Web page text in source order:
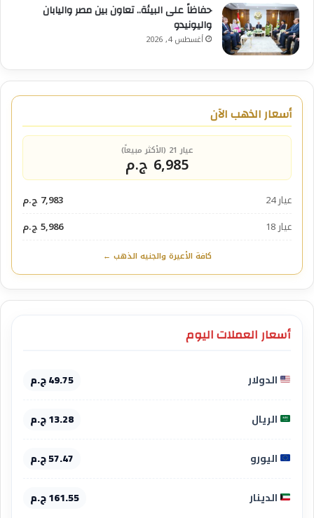
حفاظاً على البيئة.. تعاون بين مصر واليابان
واليونيدو
أغسطس 4, 2026
أسعار الذهب الآن
عيار 21 (الأكثر مبيعاً)
6,985 ج.م
عيار 24
7,983 ج.م
عيار 18
5,986 ج.م
كافة الأعيرة والجنيه الذهب ←
أسعار العملات اليوم
الدولار 49.75 ج.م
الريال 13.28 ج.م
اليورو 57.47 ج.م
الدينار 161.55 ج.م